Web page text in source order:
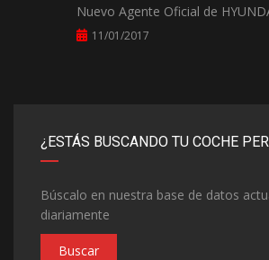
Nuevo Agente Oficial de
11/01/2017
¿ESTÁS BUSCANDO TU COCHE
Búscalo en nuestra base de datos
diariamente
Buscar